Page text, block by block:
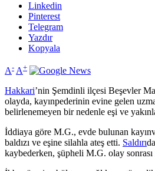
Linkedin
Pinterest
Telegram
Yazdır
Kopyala
A- A+
Hakkari’nin Şemdinli ilçesi Beşevler
olayda, kayınpederinin evine gelen
belirlenemeyen bir nedenle eşi ve
İddiaya göre M.G., evde bulunan
baldızı ve eşine silahla ateş etti. Saldırı
kaybederken, şüpheli M.G. olay